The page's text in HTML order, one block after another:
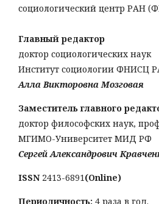
социологический центр РАН
Главный редактор
доктор социологических наук
Институт социологии ФНИСЦ
Алла Викторовна Мозговая
Заместитель главного
доктор философских наук,
МГИМО-Университет МИД РФ
Сергей Александрович
ISSN 2413-6891(Online)
Периодичность: 4 раза в год.